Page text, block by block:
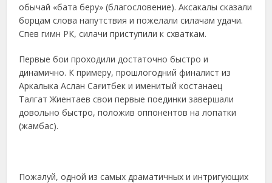
обычай «бата беру» (благословение). Аксакалы сказали
борцам слова напутствия и пожелали силачам удачи.
Спев гимн РК, силачи приступили к схваткам.
Первые бои проходили достаточно быстро и
динамично. К примеру, прошлогодний финалист из
Аркалыка Аслан Сағитбек и именитый костанаец
Талгат Жиентаев свои первые поединки завершали
довольно быстро, положив оппонентов на лопатки
(жамбас).
Пожалуй, одной из самых драматичных и интригующих